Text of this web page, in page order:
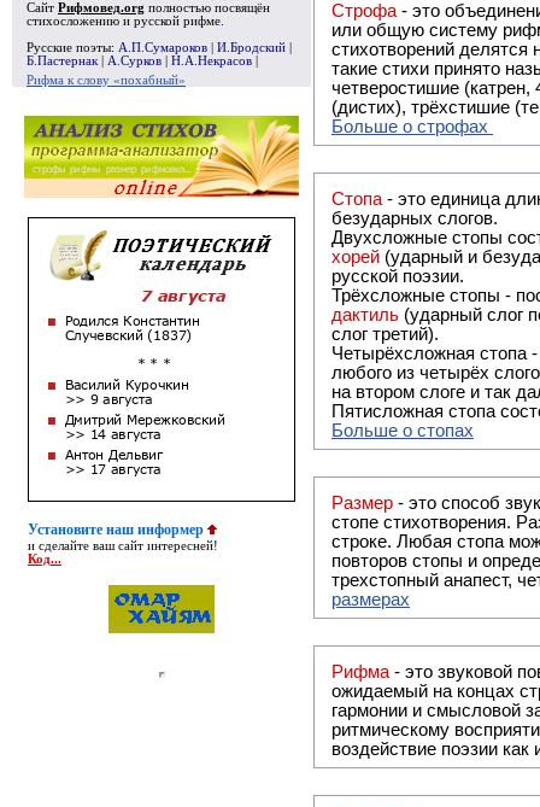
Сайт Рифмовед.org полностью посвящён
стихосложению и русской рифме.
Русские поэты: А.П.Сумароков И.Бродский
Б.Пастернак
А.Сурков Н.А.Некрасов
Рифма к слову «похабный»
Установите наш информер
и сделайте ваш сайт интересней!
Код...
Строфа - это объединение двух
или общую систему рифм, и регулярно или периодически
стихотворений делятся на строфы и т.о. являются строфическими.
такие стихи принято называть астрофическими. Самая популярная строфа в русской поэзии -
четверостишие
(дистих), трёхстишие
Больше о строфах
Стопа - это единица
безударных слогов.
Двухсложные стопы
хорей (ударный и
русской поэзии.
Трёхсложные стопы -
дактиль (ударный слог
слог третий).
Четырёхсложная стопа
любого из четырёх
на втором слоге и так
Пятисложная стопа
Больше о стопах
Размер - это способ
стопе стихотворения.
строке. Любая стопа
повторов стопы и
трехстопный анапест,
размерах
Рифма - это звуковой повтор, традиционно используемый в поэзии и, как
ожидаемый на концах
гармонии и смысловой
ритмическому
воздействие поэзии